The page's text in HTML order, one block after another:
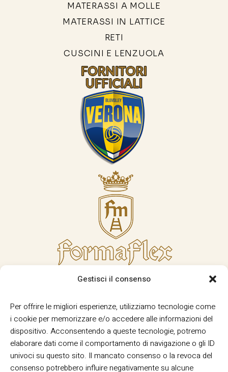
Gestisci il consenso
Per offrire le migliori esperienze, utilizziamo tecnologie come
i cookie per memorizzare e/o accedere alle informazioni del
dispositivo. Acconsentendo a queste tecnologie, potremo
elaborare dati come il comportamento di navigazione o gli ID
univoci su questo sito. Il mancato consenso o la revoca del
consenso potrebbero influire negativamente su alcune
MATERASSI A MOLLE
MATERASSI IN LATTICE
RETI
CUSCINI E LENZUOLA